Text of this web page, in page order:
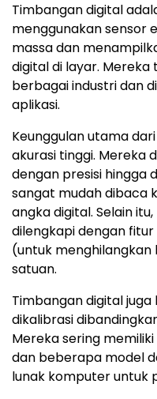
Timbangan digital
menggunakan sensor
massa dan
digital di layar.
berbagai industri dan
aplikasi.
Keunggulan utama
akurasi tinggi. Mereka
dengan presisi hingga
sangat mudah dibaca
angka digital. Selain
dilengkapi dengan
(untuk
satuan.
Timbangan digital
dikalibrasi
Mereka sering
dan beberapa model
lunak komputer untuk